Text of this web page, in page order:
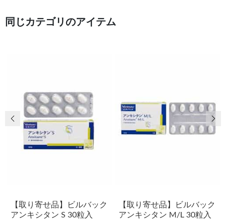
同じカテゴリのアイテム
【取り寄せ品】ビルバック
アンキシタン S 30粒入
【取り寄せ品】ビルバック
アンキシタン M/L 30粒入
前の画像 次